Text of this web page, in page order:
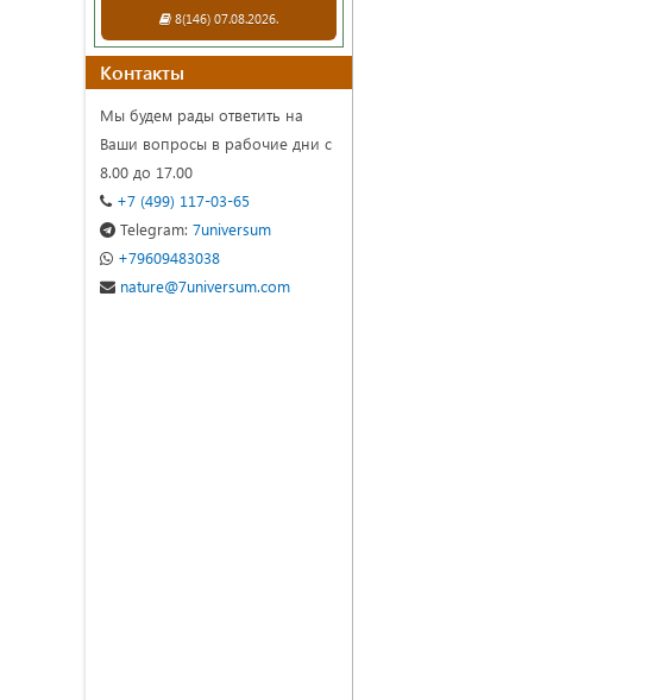
8(146) 07.08.2026.
Контакты
Мы будем рады ответить на
Ваши вопросы в рабочие дни с
8.00 до 17.00
+7 (499) 117-03-65
Telegram: 7universum
+79609483038
nature@7universum.com